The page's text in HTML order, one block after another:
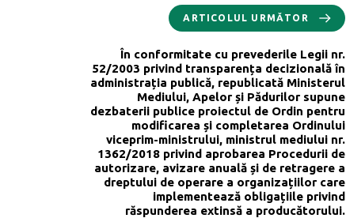
ARTICOLUL URMĂTOR
În conformitate cu prevederile Legii nr.
52/2003 privind transparența decizională în
administrația publică, republicată Ministerul
Mediului, Apelor și Pădurilor supune
dezbaterii publice proiectul de Ordin pentru
modificarea și completarea Ordinului
viceprim-ministrului, ministrul mediului nr.
1362/2018 privind aprobarea Procedurii de
autorizare, avizare anuală și de retragere a
dreptului de operare a organizațiilor care
implementează obligațiile privind
răspunderea extinsă a producătorului.